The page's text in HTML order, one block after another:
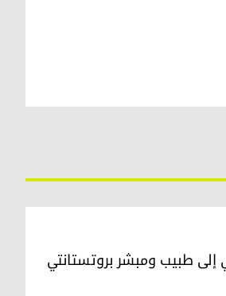
طبيب ومبشر بروتستانتي